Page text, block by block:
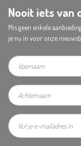
Nooit iets van
Mis geen enkele
je nu in voor onze